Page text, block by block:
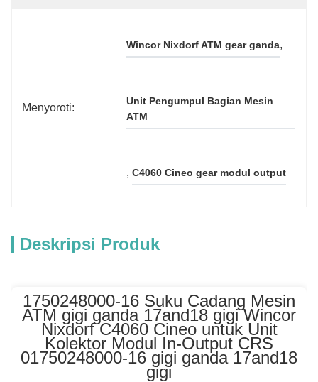
Menyoroti:
Wincor Nixdorf ATM gear ganda,
Unit Pengumpul Bagian Mesin
ATM
, C4060 Cineo gear modul output
Deskripsi Produk
1750248000-16 Suku Cadang Mesin
ATM gigi ganda 17and18 gigi Wincor
Nixdorf C4060 Cineo untuk Unit
Kolektor Modul In-Output CRS
01750248000-16 gigi ganda 17and18
gigi